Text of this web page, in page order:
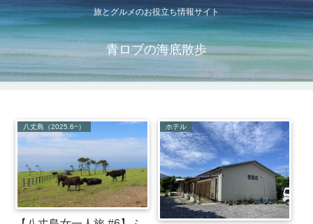
旅とグルメのお役立ち情報サイト
青ロブの海底散歩
八丈島（2025.6~） ホテル